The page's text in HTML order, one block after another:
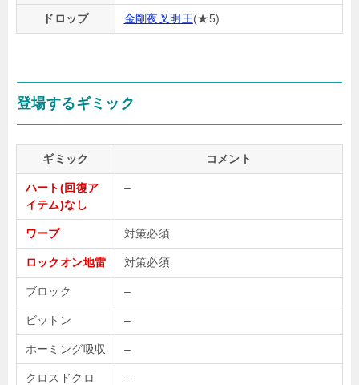
ドロップ 金剛夜叉明王(★5)
登場するギミック
ギミック コメント
ハート(回復ア
イテム)なし
–
ワープ 対策必須
ロックオン地雷 対策必須
ブロック –
ビットン –
ホーミング吸収 –
クロスドクロ –